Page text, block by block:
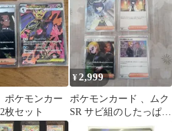
ポケモンカー
枚セット
¥2,999
ポケモンカード 、ムク
SR サビ組のしたっぱ
セット